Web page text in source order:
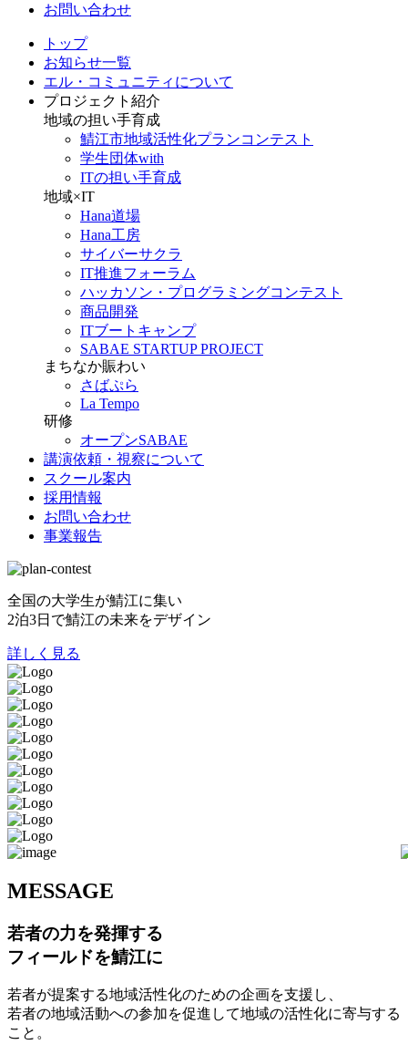
お問い合わせ
トップ
お知らせ一覧
エル・コミュニティについて
プロジェクト紹介
地域の担い手育成
鯖江市地域活性化プランコンテスト
学生団体with
ITの担い手育成
地域×IT
Hana道場
Hana工房
サイバーサクラ
IT推進フォーラム
ハッカソン・プログラミングコンテスト
商品開発
ITブートキャンプ
SABAE STARTUP PROJECT
まちなか賑わい
さばぷら
La Tempo
研修
オープンSABAE
講演依頼・視察について
スクール案内
採用情報
お問い合わせ
事業報告
全国の大学生が鯖江に集い
2泊3日で鯖江の未来をデザイン
詳しく見る
MESSAGE
若者の力を発揮する
フィールドを鯖江に
若者が提案する地域活性化のための企画を支援し、
若者の地域活動への参加を促進して地域の活性化に寄与する
こと。